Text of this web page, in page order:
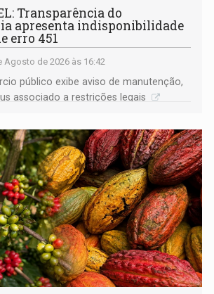
Transparência do
apresenta indisponibilidade
erro 451
Agosto de 2026 às 16:42
público exibe aviso de manutenção,
associado a restrições legais